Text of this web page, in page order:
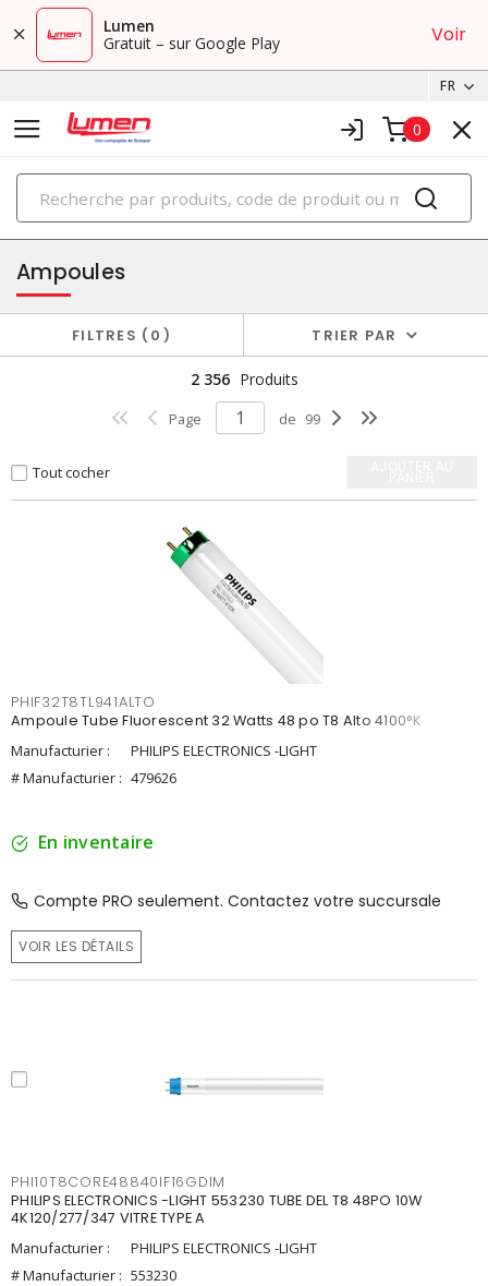
Lumen
Gratuit – sur Google Play
Voir
FR
0
PRODUITS
éclairage
Ampoules
FILTRES 0 TRIER PAR
2 356 Produits
Page de 99
Tout cocher
PHIF32T8TL941ALTO
Ampoule Tube Fluorescent 32 Watts 48 po T8 Alto 4100°K
Manufacturier :
PHILIPS ELECTRONICS -LIGHT
# Manufacturier : 479626
En inventaire
Compte PRO seulement. Contactez votre succursale
VOIR LES DÉTAILS
PHI10T8CORE48840IF16GDIM
PHILIPS ELECTRONICS -LIGHT 553230 TUBE DEL T8 48PO 10W
4K120/277/347 VITRE TYPE A
Manufacturier :
PHILIPS ELECTRONICS -LIGHT
# Manufacturier : 553230